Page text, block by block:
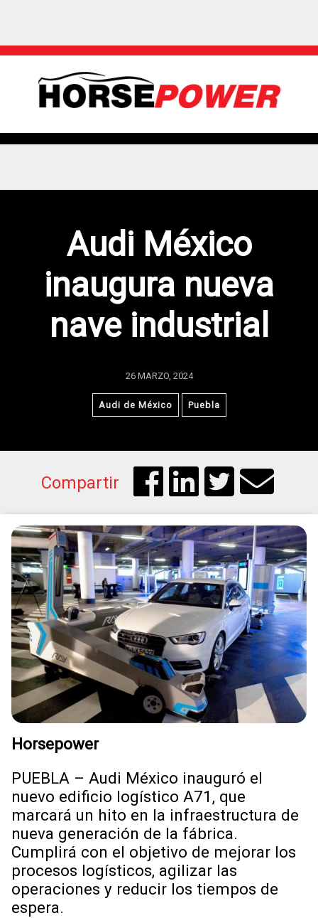
Audi México
inaugura nueva
nave industrial
26 MARZO, 2024
Audi de México Puebla
Compartir
Horsepower
PUEBLA – Audi México inauguró el
nuevo edificio logístico A71, que
marcará un hito en la infraestructura de
nueva generación de la fábrica.
Cumplirá con el objetivo de mejorar los
procesos logísticos, agilizar las
operaciones y reducir los tiempos de
espera.